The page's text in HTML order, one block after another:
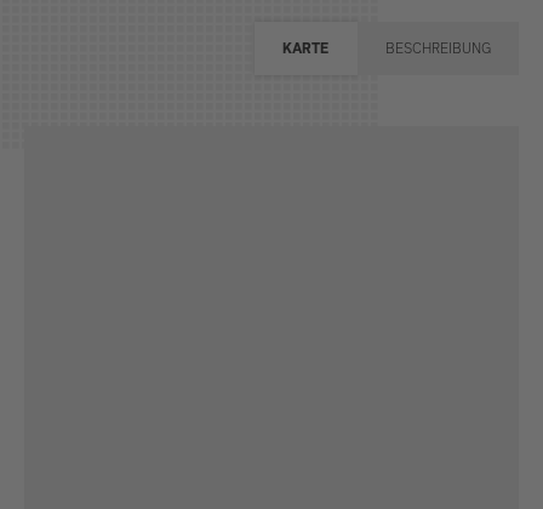
KARTE BESCHREIBUNG